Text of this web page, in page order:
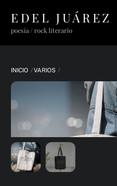
content
EDEL JUÁREZ
poesía / rock literario
INICIO VARIOS